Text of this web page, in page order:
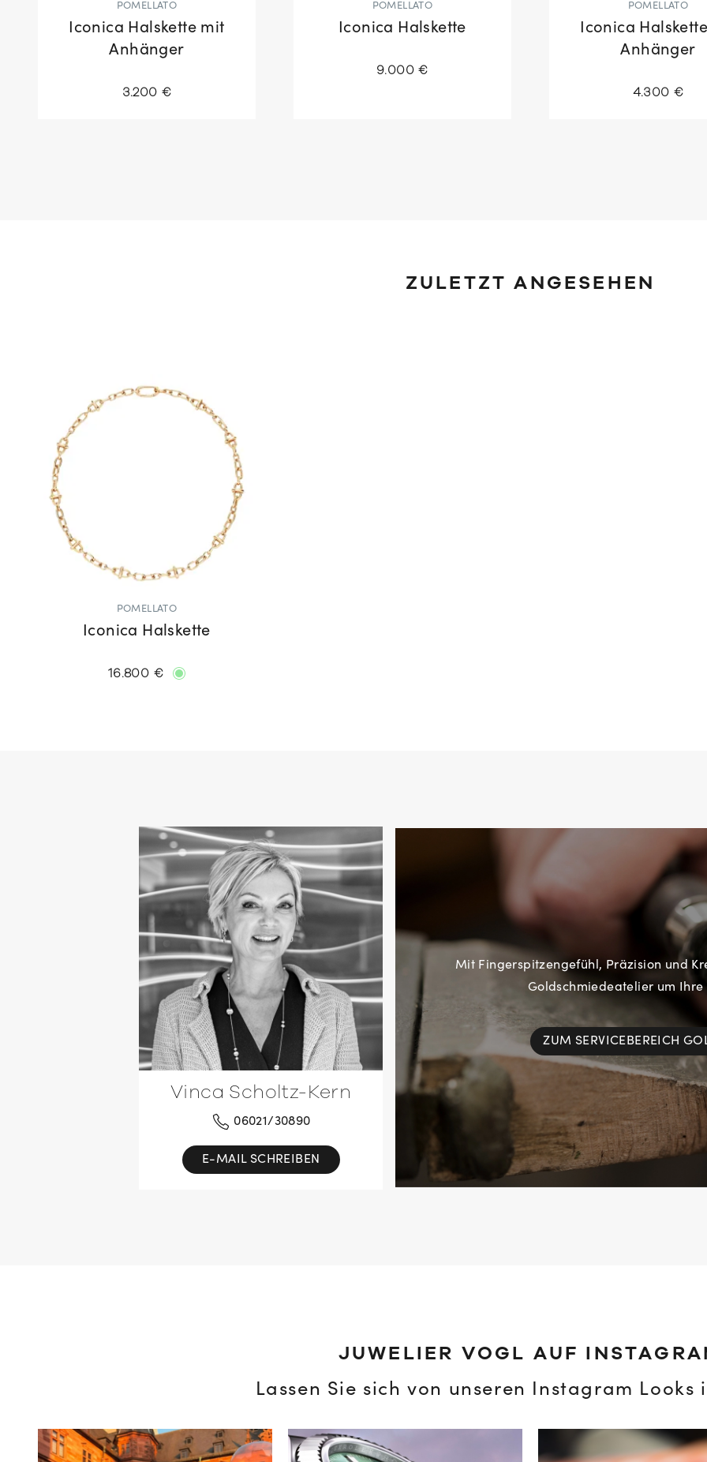
POMELLATO
Iconica Halskette mit
Anhänger
3.200 €
POMELLATO
Iconica Halskette
9.000 €
POMELLATO
Iconica
Anhänger
4.300 €
ZULETZT ANGESEHEN
POMELLATO
Iconica Halskette
16.800 €
Mit Fingerspitzengefühl, Präzision und
Goldschmiedeatelier um Ihre
ZUM SERVICEBEREICH
Vinca Scholtz-Kern
06021/30890
E-MAIL SCHREIBEN
JUWELIER VOGL AUF
Lassen Sie sich von unseren Instagram Looks